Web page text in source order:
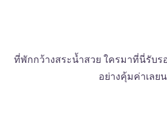
ที่พักกว้างสระน้ำสวย ใครมาที่นี่รับร
อย่างคุ้มค่าเลย